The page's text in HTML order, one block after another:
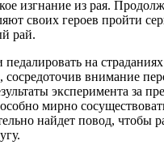
изгнание из рая.
своих героев пройти
рай.
на
сосредоточив внимание
эксперимента за
мирно
найдет повод, чтобы